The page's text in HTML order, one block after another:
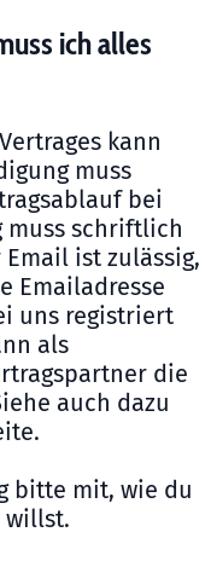
ich alles
kann
muss
bei
muss schriftlich
ist zulässig,
Emailadresse
uns registriert
als
die
auch dazu
bitte mit, wie du
willst.